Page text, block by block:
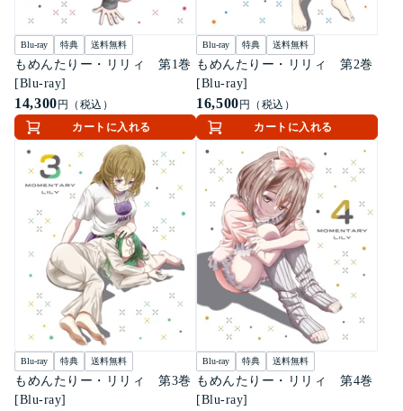
Blu-ray 特典 送料無料
もめんたりー・リリィ 第1巻
[Blu-ray]
14,300 円（税込）
カートに入れる
Blu-ray 特典 送料無料
もめんたりー・リリィ 第2巻
[Blu-ray]
16,500 円（税込）
カートに入れる
Blu-ray 特典 送料無料
もめんたりー・リリィ 第3巻
[Blu-ray]
Blu-ray 特典 送料無料
もめんたりー・リリィ 第4巻
[Blu-ray]